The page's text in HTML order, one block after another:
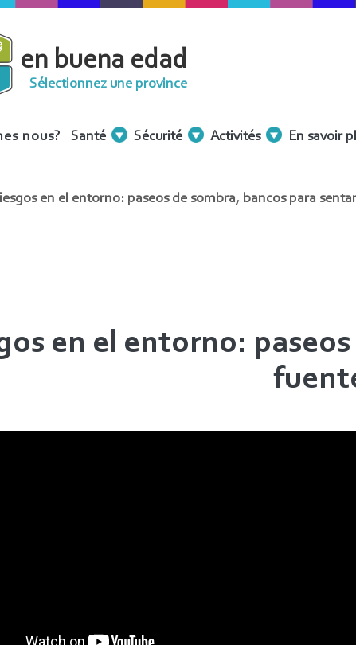
en buena edad
Sélectionnez une province
nous? Santé Sécurité Activités En savoir
en el entorno: paseos de sombra, bancos para
en el entorno: